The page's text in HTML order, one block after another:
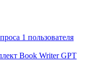
1 пользователя
Book Writer GPT